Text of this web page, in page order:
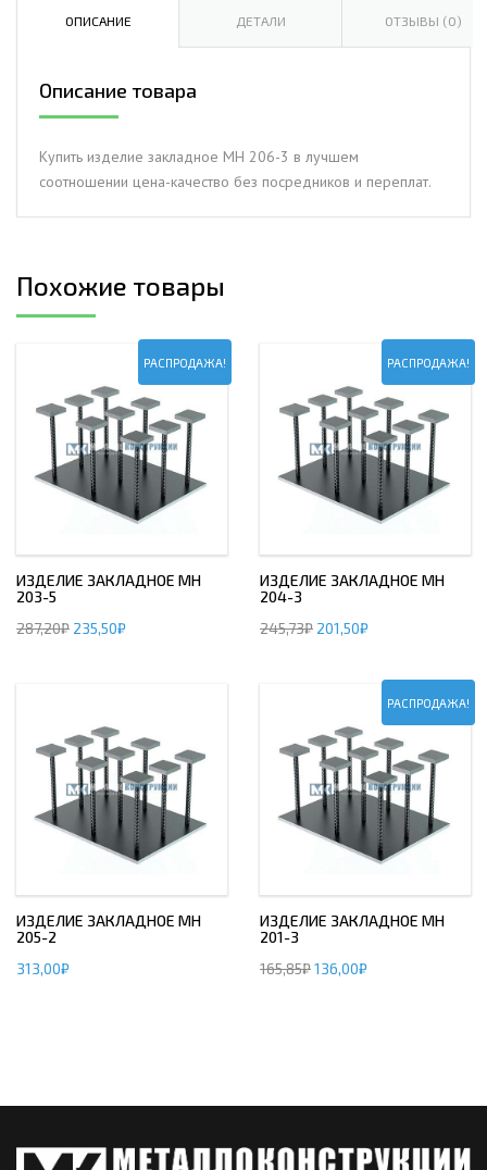
ОПИСАНИЕ ДЕТАЛИ ОТЗЫВЫ (0)
Описание товара
Купить изделие закладное МН 206-3 в лучшем
соотношении цена-качество без посредников и переплат.
Похожие товары
РАСПРОДАЖА!
ИЗДЕЛИЕ ЗАКЛАДНОЕ МН
203-5
287,20₽ 235,50₽
РАСПРОДАЖА!
ИЗДЕЛИЕ ЗАКЛАДНОЕ МН
204-3
245,73₽ 201,50₽
ИЗДЕЛИЕ ЗАКЛАДНОЕ МН
205-2
313,00₽
РАСПРОДАЖА!
ИЗДЕЛИЕ ЗАКЛАДНОЕ МН
201-3
165,85₽136,00₽